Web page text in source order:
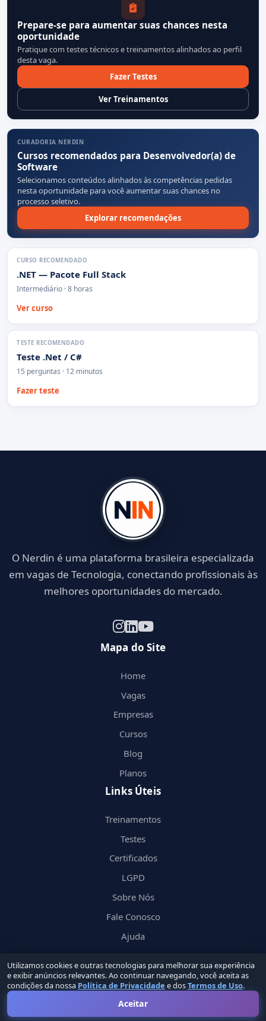
Prepare-se para aumentar suas chances nesta
oportunidade
Pratique com testes técnicos e treinamentos alinhados ao perfil
desta vaga.
Fazer Testes
Ver Treinamentos
CURADORIA NERDIN
Cursos recomendados para Desenvolvedor(a) de
Software
Selecionamos conteúdos alinhados às competências pedidas
nesta oportunidade para você aumentar suas chances no
processo seletivo.
Explorar recomendações
CURSO RECOMENDADO
.NET — Pacote Full Stack
Intermediário · 8 horas
Ver curso
TESTE RECOMENDADO
Teste .Net / C#
15 perguntas · 12 minutos
Fazer teste
O Nerdin é uma plataforma brasileira especializada
em vagas de Tecnologia, conectando profissionais às
melhores oportunidades do mercado.
Mapa do Site
Home
Vagas
Empresas
Cursos
Blog
Planos
Links Úteis
Treinamentos
Testes
Certificados
LGPD
Sobre Nós
Fale Conosco
Ajuda
© 2026 Nerdinby Groupin Labs. Todos os direitos reservados.
Utilizamos cookies e outras tecnologias para melhorar sua experiência
e exibir anúncios relevantes. Ao continuar navegando, você aceita as
condições da nossa Política de Privacidade e dosTermos de Uso.
Aceitar